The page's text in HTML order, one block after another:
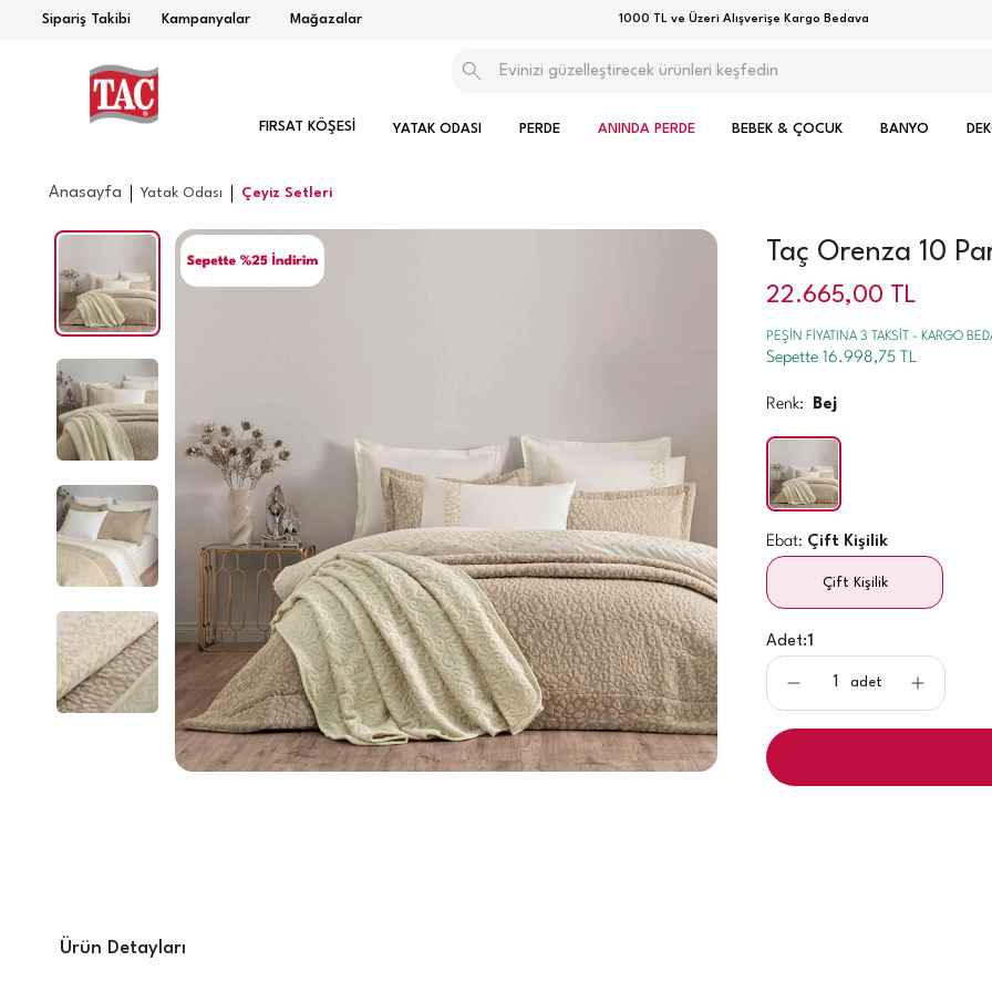
Sipariş Takibi Kampanyalar Mağazalar 1000 TL ve Üzeri Alışverişe Kargo Bedava
FIRSAT KÖŞESİ YATAK ODASI PERDE ANINDA PERDE BEBEK & ÇOCUK BANYO
Anasayfa Yatak Odası Çeyiz Setleri
Taç Orenza 10
22.665,00 TL
PEŞİN FİYATINA 3 TAKSİT - KARGO
Sepette 16.998,75 TL
Renk: Bej
Ebat: Çift Kişilik
Çift Kişilik
Adet:1
adet
Ürün Detayları